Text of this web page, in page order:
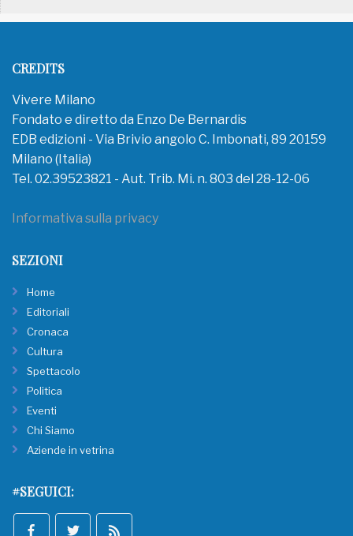
CREDITS
Vivere Milano
Fondato e diretto da Enzo De Bernardis
EDB edizioni - Via Brivio angolo C. Imbonati, 89 20159
Milano (Italia)
Tel. 02.39523821 - Aut. Trib. Mi. n. 803 del 28-12-06
Informativa sulla privacy
SEZIONI
Home
Editoriali
Cronaca
Cultura
Spettacolo
Politica
Eventi
Chi Siamo
Aziende in vetrina
#SEGUICI: